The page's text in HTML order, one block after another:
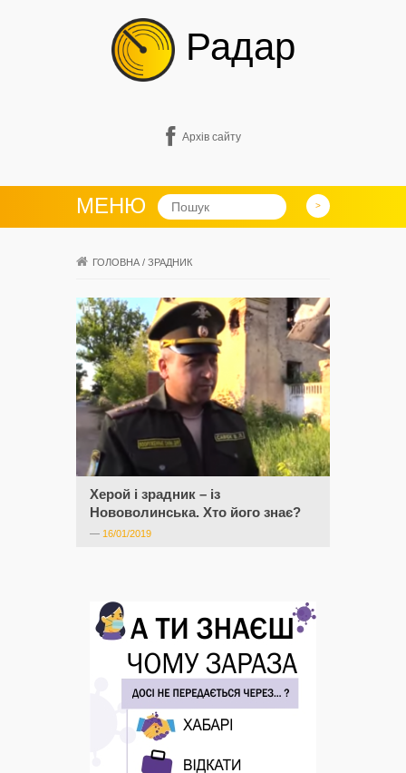
Радар
Архів сайту
МЕНЮ
ГОЛОВНА / ЗРАДНИК
Херой і зрадник – із
Нововолинська. Хто його знає?
— 16/01/2019